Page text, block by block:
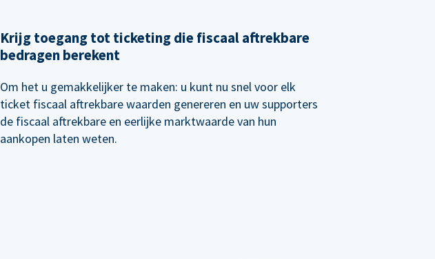
Krijg toegang tot ticketing die fiscaal aftrekbare
bedragen berekent
Om het u gemakkelijker te maken: u kunt nu snel voor elk
ticket fiscaal aftrekbare waarden genereren en uw supporters
de fiscaal aftrekbare en eerlijke marktwaarde van hun
aankopen laten weten.